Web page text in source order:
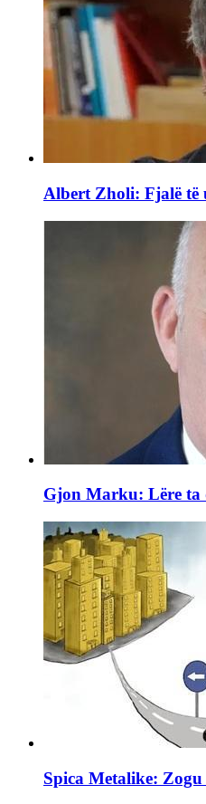
Albert Zholi: Fjalë
Gjon Marku: Lëre ta
Spica Metalike: Zogu